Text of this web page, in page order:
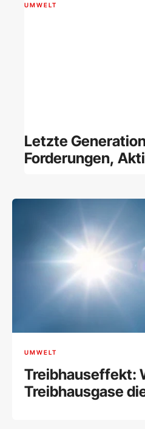
UMWELT
Letzte
Forderungen,
UMWELT
Treibhauseffekt:
Treibhausgase